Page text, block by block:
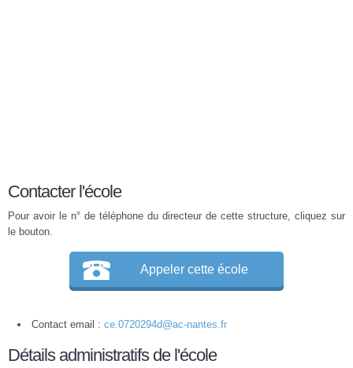
Contacter l'école
Pour avoir le n° de téléphone du directeur de cette structure, cliquez sur
le bouton.
Appeler cette école
Contact email : ce.0720294d@ac-nantes.fr
Détails administratifs de l'école